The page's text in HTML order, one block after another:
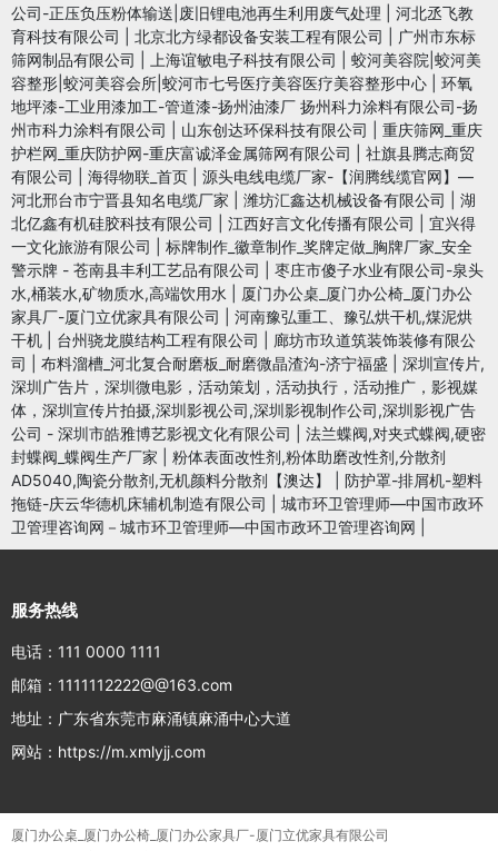
公司-正压负压粉体输送|废旧锂电池再生利用废气处理
河北丞飞教
育科技有限公司
北京北方绿都设备安装工程有限公司
广州市东标
筛网制品有限公司
上海谊敏电子科技有限公司
蛟河美容院|蛟河美
容整形|蛟河美容会所|蛟河市七号医疗美容医疗美容整形中心
环氧
地坪漆-工业用漆加工-管道漆-扬州油漆厂 扬州科力涂料有限公司-扬
州市科力涂料有限公司
山东创达环保科技有限公司
重庆筛网_重庆
护栏网_重庆防护网-重庆富诚泽金属筛网有限公司
社旗县腾志商贸
有限公司
海得物联_首页
源头电线电缆厂家-【润腾线缆官网】—
河北邢台市宁晋县知名电缆厂家
潍坊汇鑫达机械设备有限公司
湖
北亿鑫有机硅胶科技有限公司
江西好言文化传播有限公司
宜兴得
一文化旅游有限公司
标牌制作_徽章制作_奖牌定做_胸牌厂家_安全
警示牌 - 苍南县丰利工艺品有限公司
枣庄市傻子水业有限公司-泉头
水,桶装水,矿物质水,高端饮用水
厦门办公桌_厦门办公椅_厦门办公
家具厂-厦门立优家具有限公司
河南豫弘重工、豫弘烘干机,煤泥烘
干机
台州骁龙膜结构工程有限公司
廊坊市玖道筑装饰装修有限公
司
布料溜槽_河北复合耐磨板_耐磨微晶渣沟-济宁福盛
深圳宣传片,
深圳广告片，深圳微电影，活动策划，活动执行，活动推广，影视媒
体，深圳宣传片拍摄,深圳影视公司,深圳影视制作公司,深圳影视广告
公司 - 深圳市皓雅博艺影视文化有限公司
法兰蝶阀,对夹式蝶阀,硬密
封蝶阀_蝶阀生产厂家
粉体表面改性剂,粉体助磨改性剂,分散剂
AD5040,陶瓷分散剂,无机颜料分散剂【澳达】
防护罩-排屑机-塑料
拖链-庆云华德机床辅机制造有限公司
城市环卫管理师—中国市政环
卫管理咨询网－城市环卫管理师—中国市政环卫管理咨询网
服务热线
电话：111 0000 1111
邮箱：1111112222@@163.com
地址：广东省东莞市麻涌镇麻涌中心大道
网站：https://m.xmlyjj.com
厦门办公桌_厦门办公椅_厦门办公家具厂-厦门立优家具有限公司